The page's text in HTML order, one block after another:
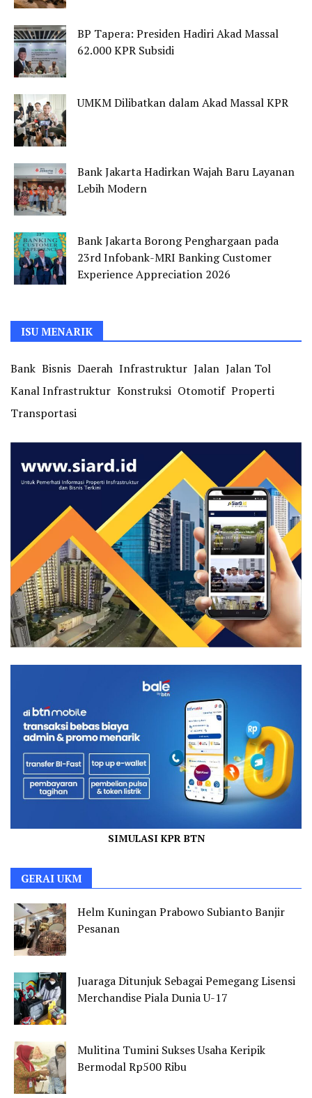
BP Tapera: Presiden Hadiri Akad Massal
62.000 KPR Subsidi
UMKM Dilibatkan dalam Akad Massal KPR
Bank Jakarta Hadirkan Wajah Baru Layanan
Lebih Modern
Bank Jakarta Borong Penghargaan pada
23rd Infobank-MRI Banking Customer
Experience Appreciation 2026
ISU MENARIK
Bank Bisnis Daerah Infrastruktur Jalan Jalan Tol
Kanal Infrastruktur Konstruksi Otomotif Properti
Transportasi
SIMULASI KPR BTN
GERAI UKM
Helm Kuningan Prabowo Subianto Banjir
Pesanan
Juaraga Ditunjuk Sebagai Pemegang Lisensi
Merchandise Piala Dunia U-17
Mulitina Tumini Sukses Usaha Keripik
Bermodal Rp500 Ribu